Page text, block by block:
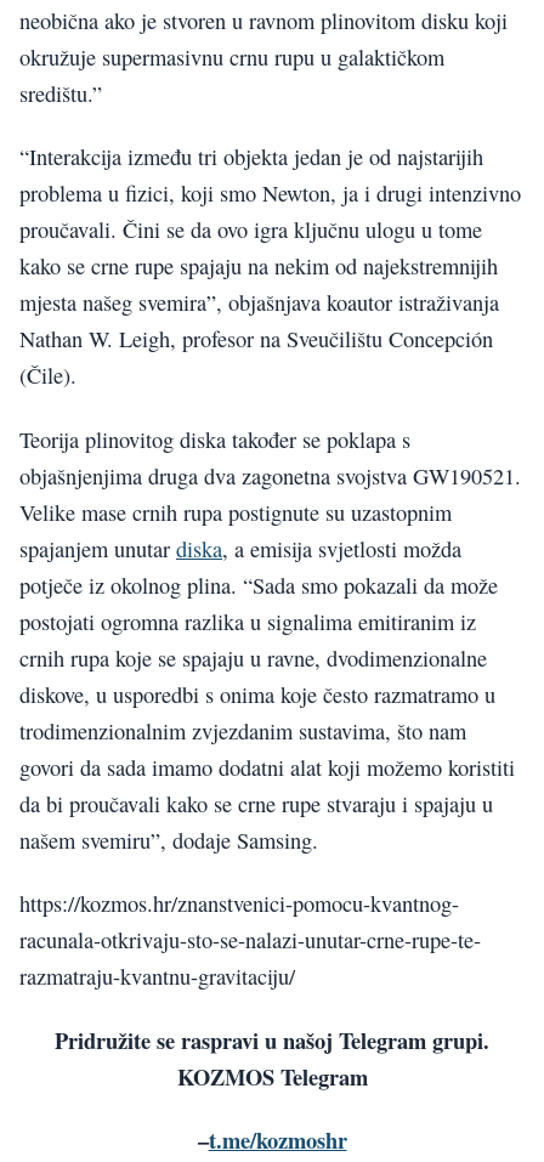
neobična ako je stvoren u ravnom plinovitom disku koji
okružuje supermasivnu crnu rupu u galaktičkom
središtu.”
“Interakcija između tri objekta jedan je od najstarijih
problema u fizici, koji smo Newton, ja i drugi intenzivno
proučavali. Čini se da ovo igra ključnu ulogu u tome
kako se crne rupe spajaju na nekim od najekstremnijih
mjesta našeg svemira”, objašnjava koautor istraživanja
Nathan W. Leigh, profesor na Sveučilištu Concepción
(Čile).
Teorija plinovitog diska također se poklapa s
objašnjenjima druga dva zagonetna svojstva GW190521.
Velike mase crnih rupa postignute su uzastopnim
spajanjem unutar diska, a emisija svjetlosti možda
potječe iz okolnog plina. “Sada smo pokazali da može
postojati ogromna razlika u signalima emitiranim iz
crnih rupa koje se spajaju u ravne, dvodimenzionalne
diskove, u usporedbi s onima koje često razmatramo u
trodimenzionalnim zvjezdanim sustavima, što nam
govori da sada imamo dodatni alat koji možemo koristiti
da bi proučavali kako se crne rupe stvaraju i spajaju u
našem svemiru”, dodaje Samsing.
https://kozmos.hr/znanstvenici-pomocu-kvantnog-
racunala-otkrivaju-sto-se-nalazi-unutar-crne-rupe-te-
razmatraju-kvantnu-gravitaciju/
Pridružite se raspravi u našoj Telegram grupi.
KOZMOS Telegram
–t.me/kozmoshr